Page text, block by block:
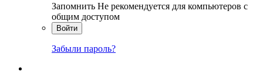
Запомнить Не рекомендуется для компьютеров с
общим доступом
Войти
Забыли пароль?